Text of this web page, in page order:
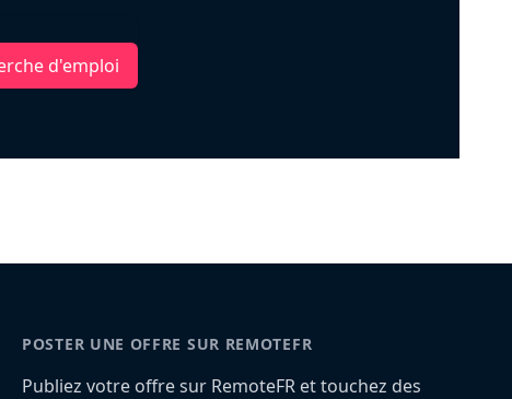
d'emploi
POSTER UNE OFFRE SUR REMOTEFR
Publiez votre offre sur RemoteFR et touchez des